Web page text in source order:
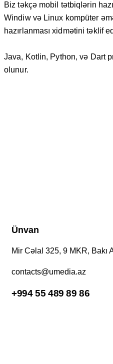
Biz təkçə mobil tətbiqlərin
Windiw və Linux kompüter
hazırlanması xidmətini təklif
Java, Kotlin, Python, və Dart
olunur.
Ünvan
Mir Cəlal 325, 9 MKR, Bakı
contacts@umedia.az
+994 55 489 89 86